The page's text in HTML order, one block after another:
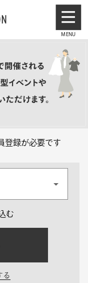
登録が必要です
む
る